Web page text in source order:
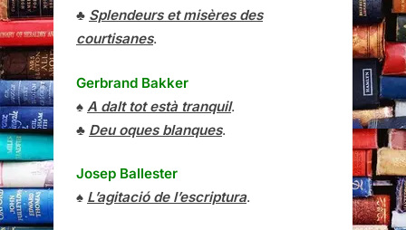
♣ Splendeurs et misères des
courtisanes.
Gerbrand Bakker
♠ A dalt tot està tranquil.
♣ Deu oques blanques.
Josep Ballester
♠ L’agitació de l’escriptura.